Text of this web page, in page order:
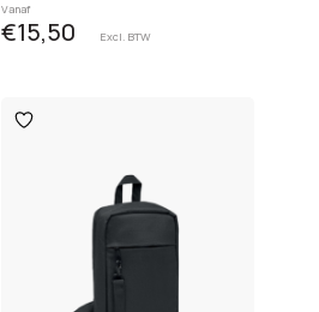
Vanaf
€15,50 Excl. BTW
Toevoegen
aan